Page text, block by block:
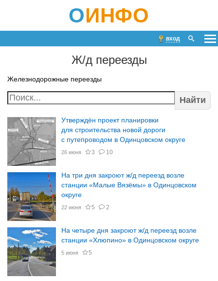
ОИНФО
вход
Ж/д переезды
Железнодорожные переезды
Найти
Утверждён проект планировки
для строительства новой дороги
с путепроводом в Одинцовском округе
26 июня 3 10
На три дня закроют ж/д переезд возле
станции «Малые Вязёмы» в Одинцовском
округе
22 июня 5 2
На четыре дня закроют ж/д переезд возле
станции «Хлюпино» в Одинцовском округе
5 июня 5